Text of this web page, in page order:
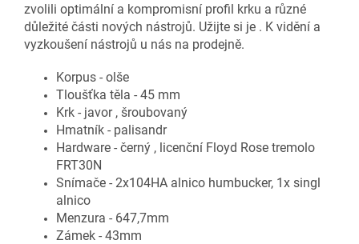
zvolili optimální a kompromisní profil krku a různé
důležité části nových nástrojů. Užijte si je . K vidění a
vyzkoušení nástrojů u nás na prodejně.
Korpus - olše
Tloušťka těla - 45 mm
Krk - javor , šroubovaný
Hmatník - palisandr
Hardware - černý , licenční Floyd Rose tremolo
FRT30N
Snímače - 2x104HA alnico humbucker, 1x singl
alnico
Menzura - 647,7mm
Zámek - 43mm